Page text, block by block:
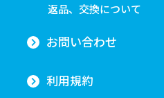
返品、交換について
お問い合わせ
利用規約